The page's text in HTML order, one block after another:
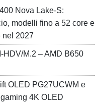
Nova Lake-S:
modelli fino a 52 core e
nel 2027
HDV/M.2 – AMD B650
OLED PG27UCWM e
4K OLED